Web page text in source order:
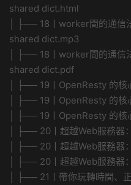
shared dict.html
│ ├── 18丨worker間的通信
shared dict.mp3
│ ├── 18丨worker間的通信
shared dict.pdf
│ ├── 19丨OpenResty 的
│ ├── 19丨OpenResty 的
│ ├── 19丨OpenResty 的
│ ├── 20丨超越Web服務器
│ ├── 20丨超越Web服務器
│ ├── 20丨超越Web服務器
│ ├── 21丨帶你玩轉時間、